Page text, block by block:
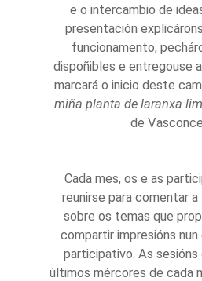
e o intercambio de
presentación
funcionamento,
dispoñibles e entregouse
marcará o inicio deste
miña planta de laranxa
de
Cada mes, os e as
reunirse para comentar
sobre os temas que
compartir impresións
participativo. As sesións
últimos mércores de cada